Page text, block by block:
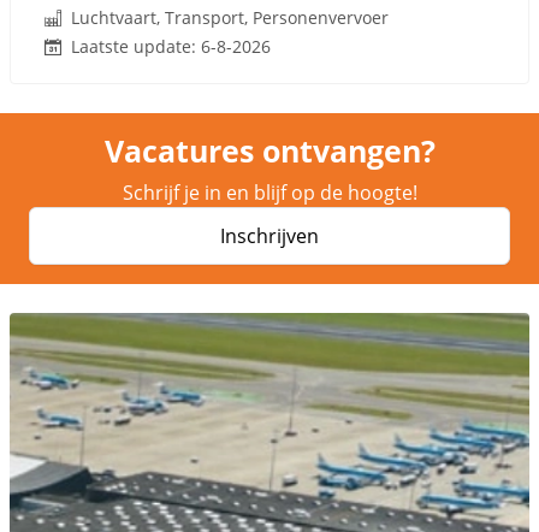
Luchtvaart, Transport, Personenvervoer
Laatste update: 6-8-2026
Vacatures ontvangen?
Schrijf je in en blijf op de hoogte!
Inschrijven